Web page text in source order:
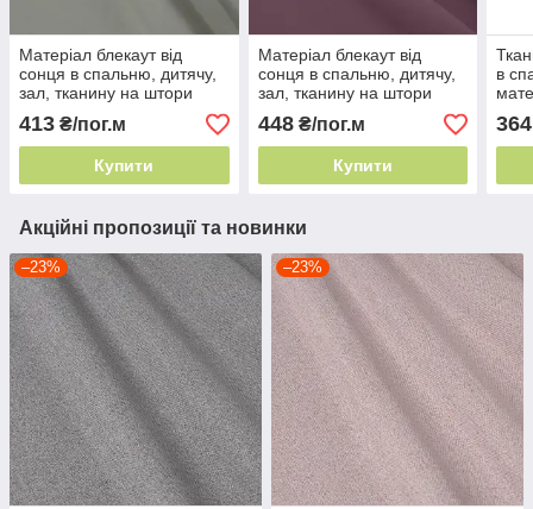
Матеріал блекаут від
сонця в спальню, дитячу,
зал, тканину на штори
blackout 2,8 м Тютюн
413 ₴/пог.м
Купити
Матеріал блекаут від
сонця в спальню, дитячу,
зал, тканину на штори
blackout 2,8 м фіолетовий
448₴/пог.м
Купити
в
364
Акційні пропозиції та новинки
–23% –23%